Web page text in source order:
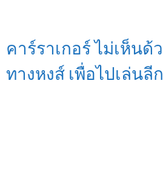
คาร์ราเกอร์ ไม่เห็น
ทางหงส์ เพื่อไปเล่นลี